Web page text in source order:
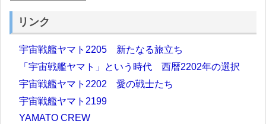
リンク
宇宙戦艦ヤマト2205 新たなる旅立ち
「宇宙戦艦ヤマト」という時代 西暦2202年の選択
宇宙戦艦ヤマト2202 愛の戦士たち
宇宙戦艦ヤマト2199
YAMATO CREW